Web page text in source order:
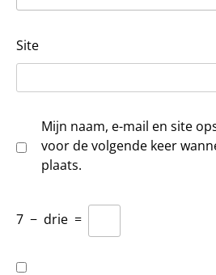
Site
Mijn naam, e-mail en site
voor de volgende keer
plaats.
7 − drie =